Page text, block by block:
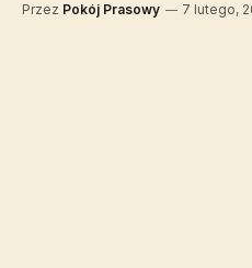
Przez Pokój Prasowy 7 lutego,